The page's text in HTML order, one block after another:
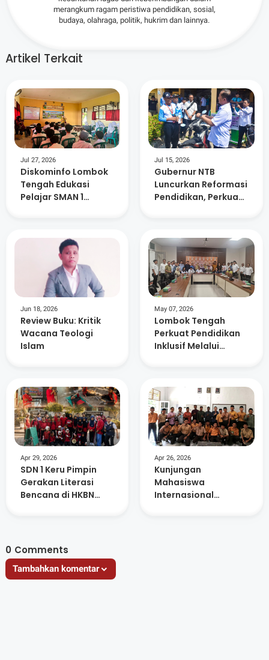
merangkum ragam peristiwa pendidikan, sosial,
budaya, olahraga, politik, hukrim dan lainnya.
Artikel Terkait
Jul 27, 2026
Diskominfo Lombok
Tengah Edukasi
Pelajar SMAN 1
Jul 15, 2026
Gubernur NTB
Luncurkan Reformasi
Pendidikan, Perkuat
Jun 18, 2026
Review Buku: Kritik
Wacana Teologi
Islam
May 07, 2026
Lombok Tengah
Perkuat Pendidikan
Inklusif Melalui
Apr 29, 2026
SDN 1 Keru Pimpin
Gerakan Literasi
Bencana di HKBN
Apr 26, 2026
Kunjungan
Mahasiswa
Internasional
0 Comments
Tambahkan komentar